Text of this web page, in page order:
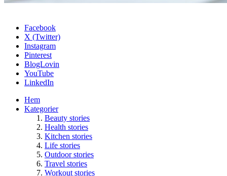
Facebook
X (Twitter)
Instagram
Pinterest
BlogLovin
YouTube
LinkedIn
Hem
Kategorier
Beauty stories
Health stories
Kitchen stories
Life stories
Outdoor stories
Travel stories
Workout stories